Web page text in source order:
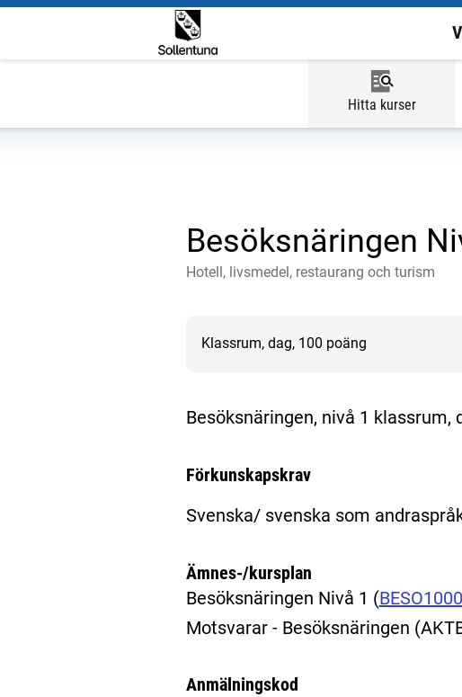
Hitta kurser
Besöksnäringen
Hotell, livsmedel, restaurang och turism
Klassrum, dag, 100 poäng
Besöksnäringen, nivå 1 klassrum,
Förkunskapskrav
Svenska/ svenska som
Ämnes-/kursplan
Besöksnäringen Nivå 1 (
Motsvarar - Besöksnäringen
Anmälningskod